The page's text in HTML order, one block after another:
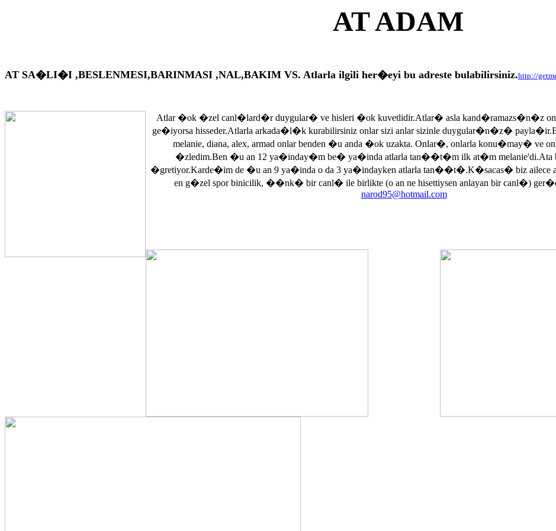
AT ADAM
AT SA�LI�I ,BESLENMESI,BARINMASI ,NAL,BAKIM VS. Atlarla ilgili her�eyi bu adreste bulabilirsiniz.http://
Atlar �ok �zel canl�lard�r duygular� ve hisleri �ok kuvetlidir.Atlar� asla kand�ramazs�n�z
ge�iyorsa hisseder.Atlarla arkada�l�k kurabilirsiniz onlar sizi anlar sizinle duygular�n�z�
melanie, diana, alex, armad onlar benden �u anda �ok uzakta. Onlar�, onlarla konu�may� ve
�zledim.Ben �u an 12 ya�inday�m be� ya�inda atlarla tan��t�m ilk at�m melanie'di.Ata
�gretiyor.Karde�im de �u an 9 ya�inda o da 3 ya�indayken atlarla tan��t�.K�sacas� biz
en g�zel spor binicilik, ��nk� bir canl� ile birlikte (o an ne hisettiysen anlayan bir canl�)
narod95@hotmail.com